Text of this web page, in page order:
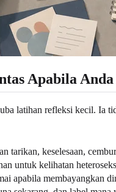
Apabila
latihan refleksi kecil. Ia
tarikan, keselesaan,
untuk kelihatan
apabila membayangkan